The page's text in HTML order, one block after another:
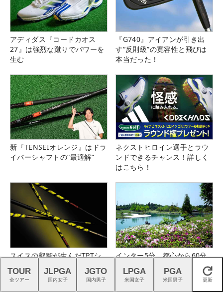
アディダス『コードカオス
27』は強烈な蹴りでパワーを
生む
『G740』アイアンが引き出
す“反則級”の寛容性と飛びは
本当だった！
新『TENSEIオレンジ』はドラ
イバーシャフトの“最適解”
ネクストヒロイン選手とラウ
ンドできるチャンス！詳しく
はこちら！
スイスの叡智が生んだTPTシ
世界へ
インター5分、都心から60分
のフラットな美観コース。大
栄カントリー俱楽部（千葉
県）
閉じる
TOUR
全ツアー
JLPGA
国内女子
JGTO
国内男子
LPGA
米国女子
PGA
米国男子 更新